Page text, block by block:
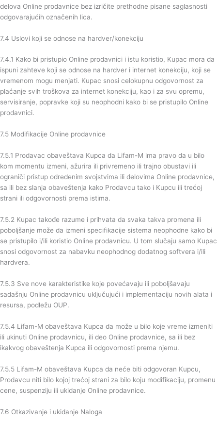
delova Online prodavnice bez izričite prethodne pisane saglasnosti
odgovarajućih označenih lica.
7.4 Uslovi koji se odnose na hardver/konekciju
7.4.1 Kako bi pristupio Online prodavnici i istu koristio, Kupac mora da
ispuni zahteve koji se odnose na hardver i internet konekciju, koji se
vremenom mogu menjati. Kupac snosi celokupnu odgovornost za
plaćanje svih troškova za internet konekciju, kao i za svu opremu,
servisiranje, popravke koji su neophodni kako bi se pristupilo Online
prodavnici.
7.5 Modifikacije Online prodavnice
7.5.1 Prodavac obaveštava Kupca da Lifam-M ima pravo da u bilo
kom momentu izmeni, ažurira ili privremeno ili trajno obustavi ili
ograniči pristup određenim svojstvima ili delovima Online prodavnice,
sa ili bez slanja obaveštenja kako Prodavcu tako i Kupcu ili trećoj
strani ili odgovornosti prema istima.
7.5.2 Kupac takođe razume i prihvata da svaka takva promena ili
poboljšanje može da izmeni specifikacije sistema neophodne kako bi
se pristupilo i/ili koristio Online prodavnicu. U tom slučaju samo Kupac
snosi odgovornost za nabavku neophodnog dodatnog softvera i/ili
hardvera.
7.5.3 Sve nove karakteristike koje povećavaju ili poboljšavaju
sadašnju Online prodavnicu uključujući i implementaciju novih alata i
resursa, podležu OUP.
7.5.4 Lifam-M obaveštava Kupca da može u bilo koje vreme izmeniti
ili ukinuti Online prodavnicu, ili deo Online prodavnice, sa ili bez
ikakvog obaveštenja Kupca ili odgovornosti prema njemu.
7.5.5 Lifam-M obaveštava Kupca da neće biti odgovoran Kupcu,
Prodavcu niti bilo kojoj trećoj strani za bilo koju modifikaciju, promenu
cene, suspenziju ili ukidanje Online prodavnice.
7.6 Otkazivanje i ukidanje Naloga